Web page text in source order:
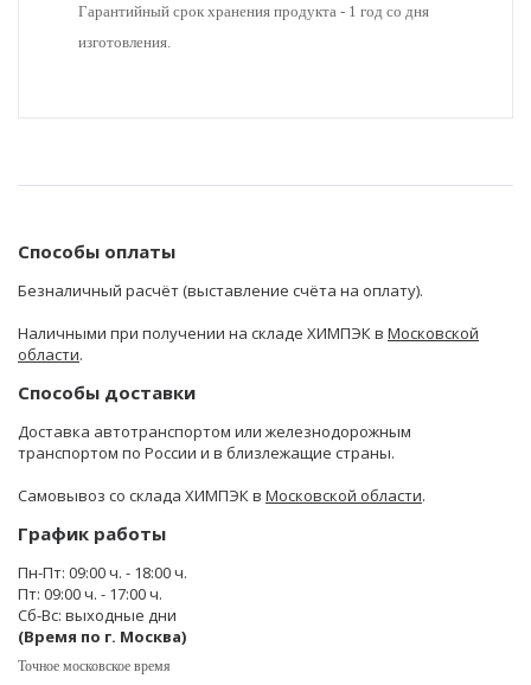
Гарантийный срок хранения продукта - 1 год со дня
изготовления.
Способы оплаты
Безналичный расчёт (выставление счёта на оплату).
Наличными при получении на складе ХИМПЭК в Московской
области.
Способы доставки
Доставка автотранспортом или железнодорожным
транспортом по России и в близлежащие страны.
Самовывоз со склада ХИМПЭК в Московской области.
График работы
Пн-Пт: 09:00 ч. - 18:00 ч.
Пт: 09:00 ч. - 17:00 ч.
Сб-Вс: выходные дни
(Время по г. Москва)
Точное московское время